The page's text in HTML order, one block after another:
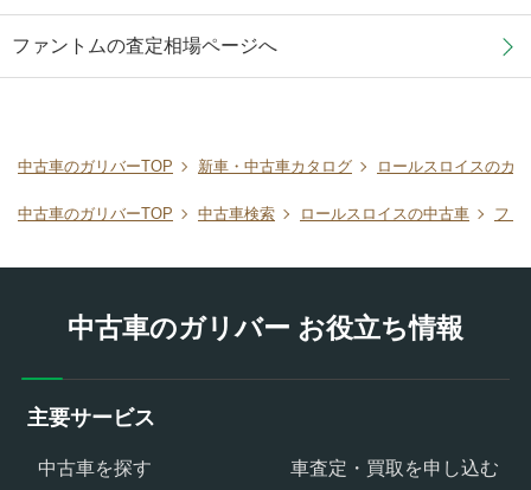
ファントムの査定相場ページへ
中古車のガリバーTOP 新車・中古車カタログ ロールスロイスのカ
中古車のガリバーTOP 中古車検索 ロールスロイスの中古車 ファ
中古車のガリバー お役立ち情報
主要サービス
中古車を探す
車査定・買取を申し込む